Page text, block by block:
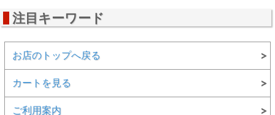
注目キーワード
お店のトップへ戻る
カートを見る
ご利用案内